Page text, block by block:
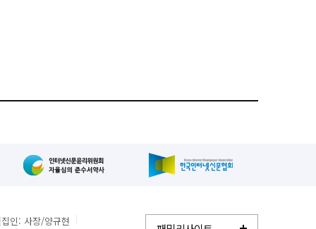
인: 사장/양규현